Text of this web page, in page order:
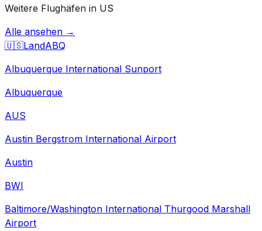
Weitere Flughäfen in US
Alle ansehen →
🇺🇸LandABQ
Albuquerque International Sunport
Albuquerque
AUS
Austin Bergstrom International Airport
Austin
BWI
Baltimore/Washington International Thurgood Marshall
Airport